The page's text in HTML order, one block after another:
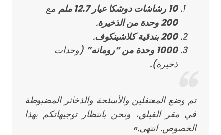
10 رشاشات دوشكا عيار 12.7 ملم
مع
200 وحدة من الذخيرة
.
200 بندقية كلاشينكوف
.
1000 وحدة من “رومانە”
(وحدات
ذخيرة).
تم وضع المعتقلين والأسلحة والذخائر المضبوطة
في مقر الفيلق، ونحن بانتظار توجيهاتكم بهذا
الخصوص. انتهى.»